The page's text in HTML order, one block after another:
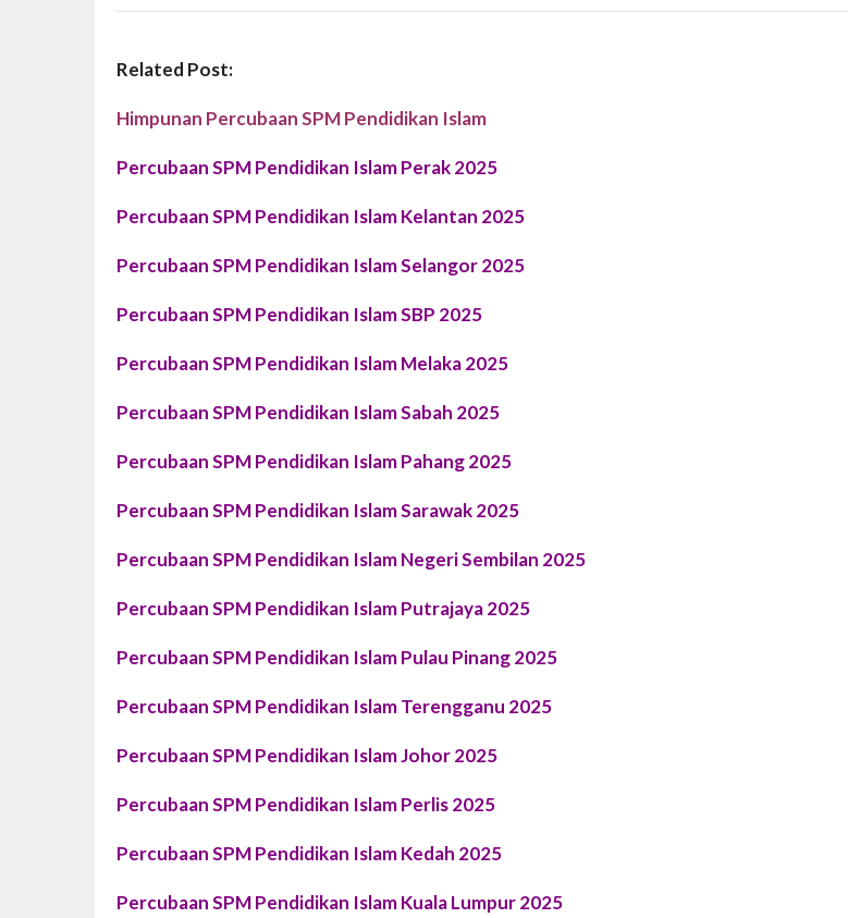
Related Post:
Himpunan Percubaan SPM Pendidikan Islam
Percubaan SPM Pendidikan Islam Perak 2025
Percubaan SPM Pendidikan Islam Kelantan 2025
Percubaan SPM Pendidikan Islam Selangor 2025
Percubaan SPM Pendidikan Islam SBP 2025
Percubaan SPM Pendidikan Islam Melaka 2025
Percubaan SPM Pendidikan Islam Sabah 2025
Percubaan SPM Pendidikan Islam Pahang 2025
Percubaan SPM Pendidikan Islam Sarawak 2025
Percubaan SPM Pendidikan Islam Negeri Sembilan 2025
Percubaan SPM Pendidikan Islam Putrajaya 2025
Percubaan SPM Pendidikan Islam Pulau Pinang 2025
Percubaan SPM Pendidikan Islam Terengganu 2025
Percubaan SPM Pendidikan Islam Johor 2025
Percubaan SPM Pendidikan Islam Perlis 2025
Percubaan SPM Pendidikan Islam Kedah 2025
Percubaan SPM Pendidikan Islam Kuala Lumpur 2025